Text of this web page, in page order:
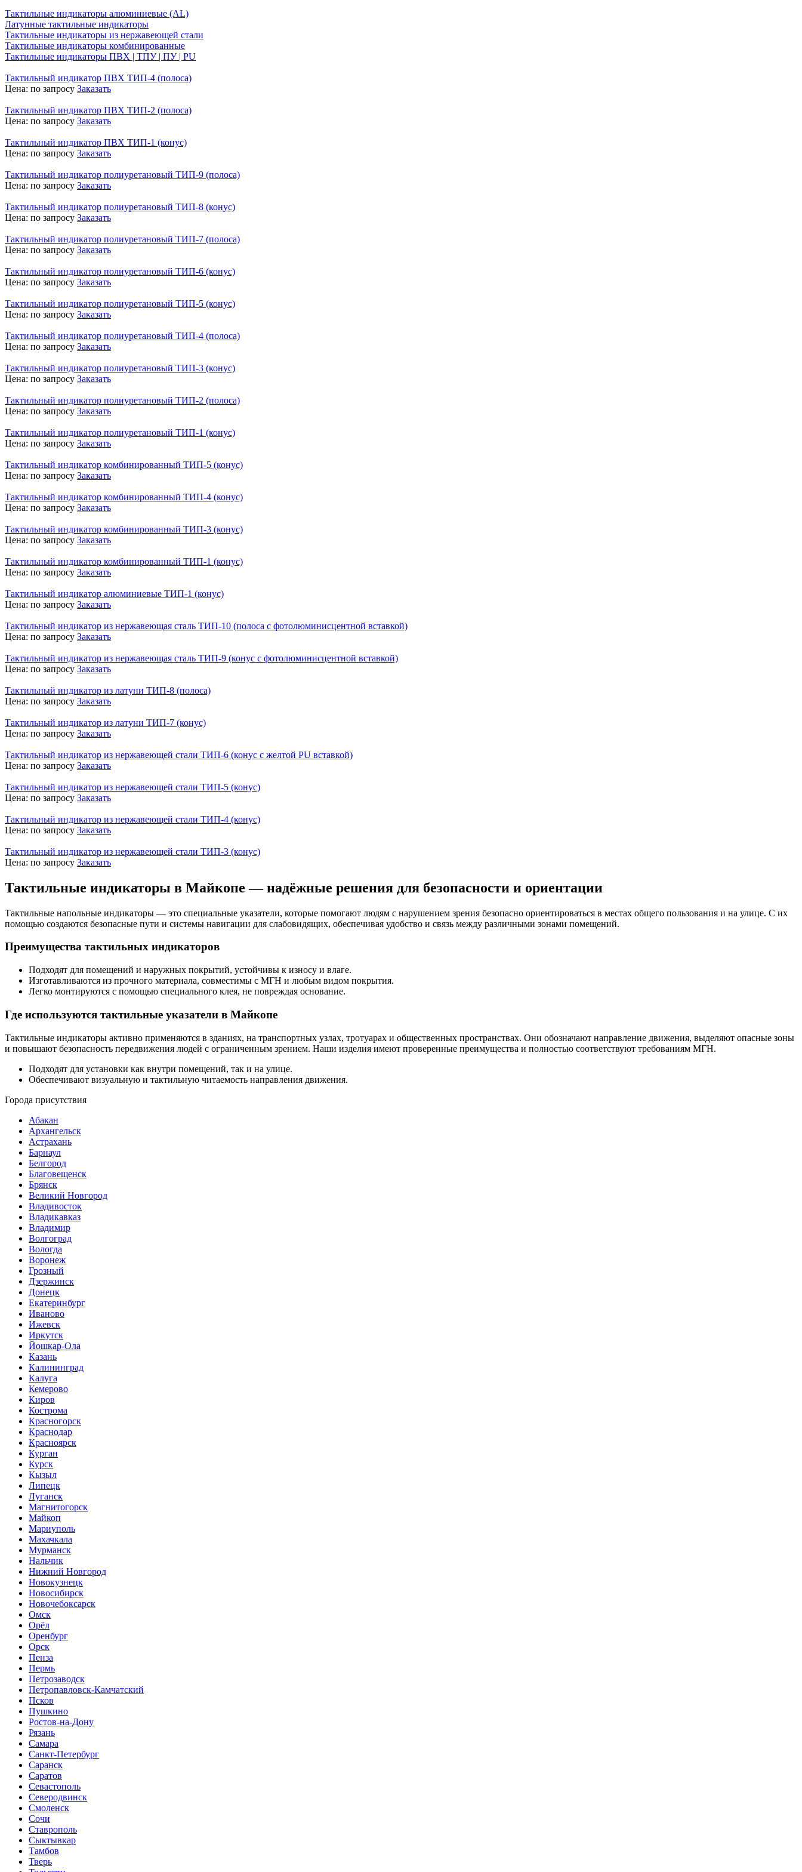
Тактильные индикаторы алюминиевые (AL)
Латунные тактильные индикаторы
Тактильные индикаторы из нержавеющей стали
Тактильные индикаторы комбинированные
Тактильные индикаторы ПВХ | ТПУ | ПУ | PU
Тактильный индикатор ПВХ ТИП-4 (полоса)
Цена: по запросу Заказать
Тактильный индикатор ПВХ ТИП-2 (полоса)
Цена: по запросу Заказать
Тактильный индикатор ПВХ ТИП-1 (конус)
Цена: по запросу Заказать
Тактильный индикатор полиуретановый ТИП-9 (полоса)
Цена: по запросу Заказать
Тактильный индикатор полиуретановый ТИП-8 (конус)
Цена: по запросу Заказать
Тактильный индикатор полиуретановый ТИП-7 (полоса)
Цена: по запросу Заказать
Тактильный индикатор полиуретановый ТИП-6 (конус)
Цена: по запросу Заказать
Тактильный индикатор полиуретановый ТИП-5 (конус)
Цена: по запросу Заказать
Тактильный индикатор полиуретановый ТИП-4 (полоса)
Цена: по запросу Заказать
Тактильный индикатор полиуретановый ТИП-3 (конус)
Цена: по запросу Заказать
Тактильный индикатор полиуретановый ТИП-2 (полоса)
Цена: по запросу Заказать
Тактильный индикатор полиуретановый ТИП-1 (конус)
Цена: по запросу Заказать
Тактильный индикатор комбинированный ТИП-5 (конус)
Цена: по запросу Заказать
Тактильный индикатор комбинированный ТИП-4 (конус)
Цена: по запросу Заказать
Тактильный индикатор комбинированный ТИП-3 (конус)
Цена: по запросу Заказать
Тактильный индикатор комбинированный ТИП-1 (конус)
Цена: по запросу Заказать
Тактильный индикатор алюминиевые ТИП-1 (конус)
Цена: по запросу Заказать
Тактильный индикатор из нержавеющая сталь ТИП-10 (полоса с фотолюминисцентной вставкой)
Цена: по запросу Заказать
Тактильный индикатор из нержавеющая сталь ТИП-9 (конус с фотолюминисцентной вставкой)
Цена: по запросу Заказать
Тактильный индикатор из латуни ТИП-8 (полоса)
Цена: по запросу Заказать
Тактильный индикатор из латуни ТИП-7 (конус)
Цена: по запросу Заказать
Тактильный индикатор из нержавеющей стали ТИП-6 (конус с желтой PU вставкой)
Цена: по запросу Заказать
Тактильный индикатор из нержавеющей стали ТИП-5 (конус)
Цена: по запросу Заказать
Тактильный индикатор из нержавеющей стали ТИП-4 (конус)
Цена: по запросу Заказать
Тактильный индикатор из нержавеющей стали ТИП-3 (конус)
Цена: по запросу Заказать
Тактильные индикаторы в Майкопе — надёжные решения для безопасности и ориентации
Тактильные напольные индикаторы — это специальные указатели, которые помогают людям с нарушением зрения безопасно ориентироваться в местах общего пользования и на улице. С их
помощью создаются безопасные пути и системы навигации для слабовидящих, обеспечивая удобство и связь между различными зонами помещений.
Преимущества тактильных индикаторов
Подходят для помещений и наружных покрытий, устойчивы к износу и влаге.
Изготавливаются из прочного материала, совместимы с МГН и любым видом покрытия.
Легко монтируются с помощью специального клея, не повреждая основание.
Где используются тактильные указатели в Майкопе
Тактильные индикаторы активно применяются в зданиях, на транспортных узлах, тротуарах и общественных пространствах. Они обозначают направление движения, выделяют опасные зоны
и повышают безопасность передвижения людей с ограниченным зрением. Наши изделия имеют проверенные преимущества и полностью соответствуют требованиям МГН.
Подходят для установки как внутри помещений, так и на улице.
Обеспечивают визуальную и тактильную читаемость направления движения.
Города присутствия
Абакан
Архангельск
Астрахань
Барнаул
Белгород
Благовещенск
Брянск
Великий Новгород
Владивосток
Владикавказ
Владимир
Волгоград
Вологда
Воронеж
Грозный
Дзержинск
Донецк
Екатеринбург
Иваново
Ижевск
Иркутск
Йошкар-Ола
Казань
Калининград
Калуга
Кемерово
Киров
Кострома
Красногорск
Краснодар
Красноярск
Курган
Курск
Кызыл
Липецк
Луганск
Магнитогорск
Майкоп
Мариуполь
Махачкала
Мурманск
Нальчик
Нижний Новгород
Новокузнецк
Новосибирск
Новочебоксарск
Омск
Орёл
Оренбург
Орск
Пенза
Пермь
Петрозаводск
Петропавловск-Камчатский
Псков
Пушкино
Ростов-на-Дону
Рязань
Самара
Санкт-Петербург
Саранск
Саратов
Севастополь
Северодвинск
Смоленск
Сочи
Ставрополь
Сыктывкар
Тамбов
Тверь